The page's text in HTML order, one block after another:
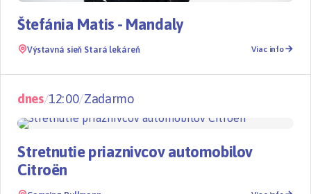
Štefánia Matis - Mandaly
Výstavná sieň Stará lekáreň Viac info
dnes/12:00/Zadarmo
Stretnutie priaznivcov automobilov
Citroën